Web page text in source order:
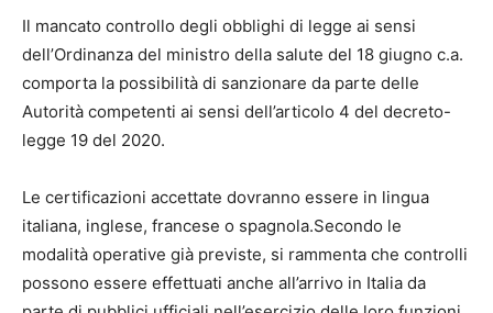
Il mancato controllo degli obblighi di legge ai sensi
dell’Ordinanza del ministro della salute del 18 giugno c.a.
comporta la possibilità di sanzionare da parte delle
Autorità competenti ai sensi dell’articolo 4 del decreto-
legge 19 del 2020.
Le certificazioni accettate dovranno essere in lingua
italiana, inglese, francese o spagnola.Secondo le
modalità operative già previste, si rammenta che controlli
possono essere effettuati anche all’arrivo in Italia da